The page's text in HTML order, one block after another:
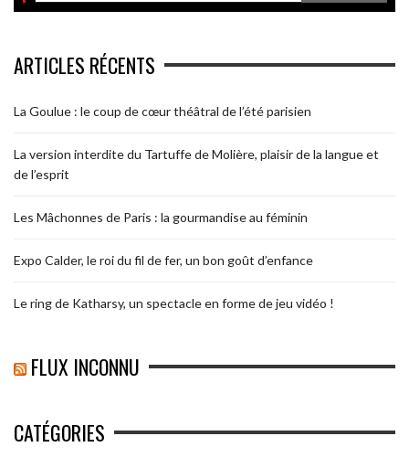
ARTICLES RÉCENTS
La Goulue : le coup de cœur théâtral de l’été parisien
La version interdite du Tartuffe de Molière, plaisir de la langue et
de l’esprit
Les Mâchonnes de Paris : la gourmandise au féminin
Expo Calder, le roi du fil de fer, un bon goût d’enfance
Le ring de Katharsy, un spectacle en forme de jeu vidéo !
FLUX INCONNU
CATÉGORIES